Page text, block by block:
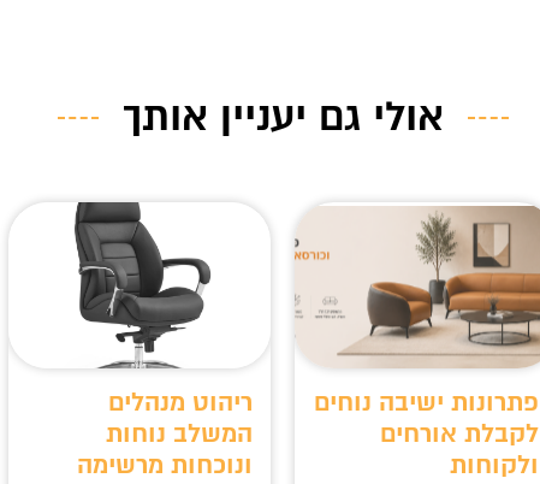
אולי גם יעניין אותך
פתרונות ישיבה נוחים
לקבלת אורחים
ולקוחות
ריהוט מנהלים
המשלב נוחות
ונוכחות מרשימה